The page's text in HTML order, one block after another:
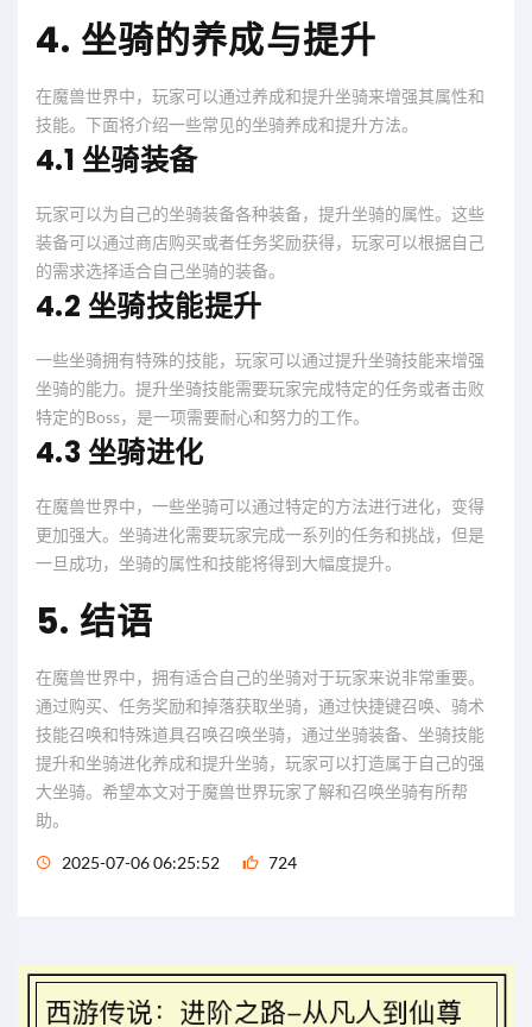
4. 坐骑的养成与提升
在魔兽世界中，玩家可以通过养成和提升坐骑来增强其属性和
技能。下面将介绍一些常见的坐骑养成和提升方法。
4.1 坐骑装备
玩家可以为自己的坐骑装备各种装备，提升坐骑的属性。这些
装备可以通过商店购买或者任务奖励获得，玩家可以根据自己
的需求选择适合自己坐骑的装备。
4.2 坐骑技能提升
一些坐骑拥有特殊的技能，玩家可以通过提升坐骑技能来增强
坐骑的能力。提升坐骑技能需要玩家完成特定的任务或者击败
特定的Boss，是一项需要耐心和努力的工作。
4.3 坐骑进化
在魔兽世界中，一些坐骑可以通过特定的方法进行进化，变得
更加强大。坐骑进化需要玩家完成一系列的任务和挑战，但是
一旦成功，坐骑的属性和技能将得到大幅度提升。
5. 结语
在魔兽世界中，拥有适合自己的坐骑对于玩家来说非常重要。
通过购买、任务奖励和掉落获取坐骑，通过快捷键召唤、骑术
技能召唤和特殊道具召唤召唤坐骑，通过坐骑装备、坐骑技能
提升和坐骑进化养成和提升坐骑，玩家可以打造属于自己的强
大坐骑。希望本文对于魔兽世界玩家了解和召唤坐骑有所帮
助。
2025-07-06 06:25:52 724